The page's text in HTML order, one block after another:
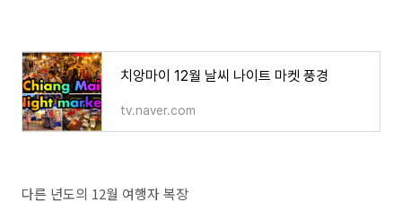
치앙마이 12월 날씨 나이트 마켓 풍경
tv.naver.com
다른 년도의 12월 여행자 복장